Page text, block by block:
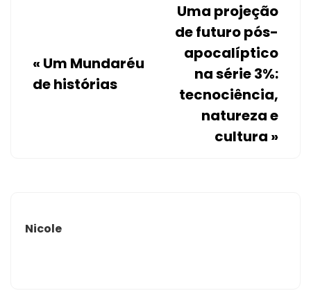
« Um Mundaréu
de histórias
Uma projeção
de futuro pós-
apocalíptico
na série 3%:
tecnociência,
natureza e
cultura »
Nicole